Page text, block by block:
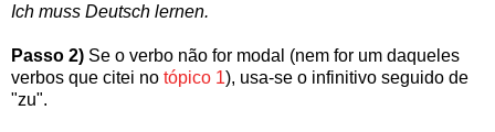
Ich muss Deutsch lernen.
Passo 2) Se o verbo não for modal (nem for um daqueles
verbos que citei no tópico 1), usa-se o infinitivo seguido de
"zu".